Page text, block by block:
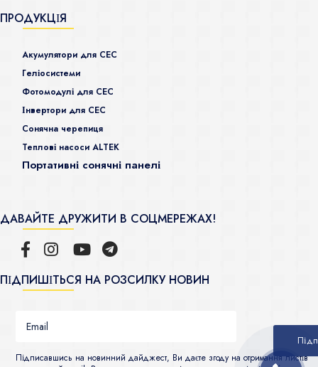
ПРОДУКЦІЯ
Акумулятори для СЕС
Гeліосистеми
Фотомодулі для СЕС
Інвертори для СЕС
Сонячна черепиця
Теплові насоси ALTEK
Портативні сонячні панелі
ДАВАЙТЕ ДРУЖИТИ В СОЦМЕРЕЖАХ!
ПІДПИШІТЬСЯ НА РОЗСИЛКУ НОВИН
Підписавшись на новинний дайджест, Ви даєте згоду на отримання листів